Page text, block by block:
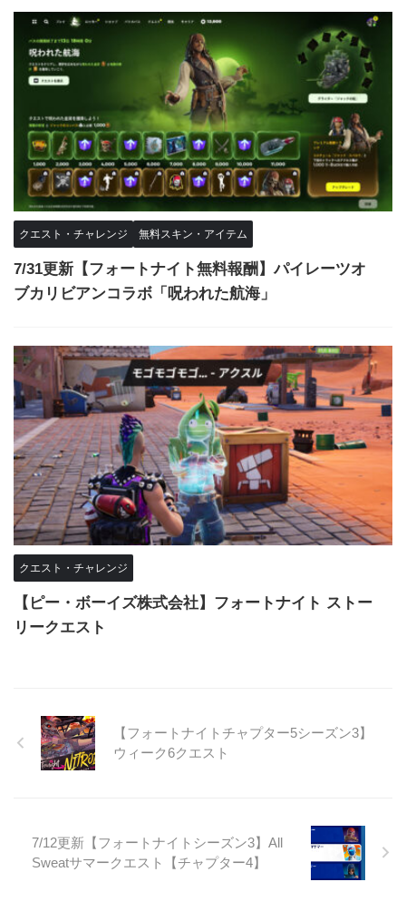
クエスト・チャレンジ 無料スキン・アイテム
7/31更新【フォートナイト無料報酬】パイレーツオ
ブカリビアンコラボ「呪われた航海」
クエスト・チャレンジ
【ピー・ボーイズ株式会社】フォートナイト ストー
リークエスト
【フォートナイトチャプター5シーズン3】
ウィーク6クエスト
7/12更新【フォートナイトシーズン3】All
Sweatサマークエスト【チャプター4】